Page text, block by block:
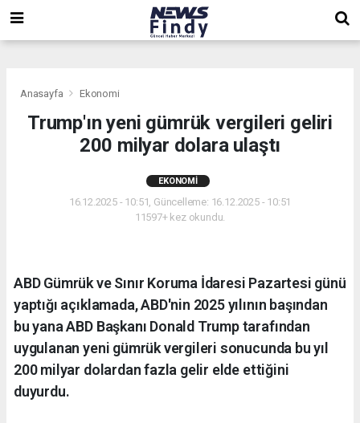
Anasayfa Ekonomi
Trump'ın yeni gümrük vergileri geliri
200 milyar dolara ulaştı
EKONOMI
16.12.2025 - 10:51, Güncelleme: 16.12.2025 - 10:51
11597+ kez okundu.
ABD Gümrük ve Sınır Koruma İdaresi Pazartesi günü
yaptığı açıklamada, ABD'nin 2025 yılının başından
bu yana ABD Başkanı Donald Trump tarafından
uygulanan yeni gümrük vergileri sonucunda bu yıl
200 milyar dolardan fazla gelir elde ettiğini
duyurdu.